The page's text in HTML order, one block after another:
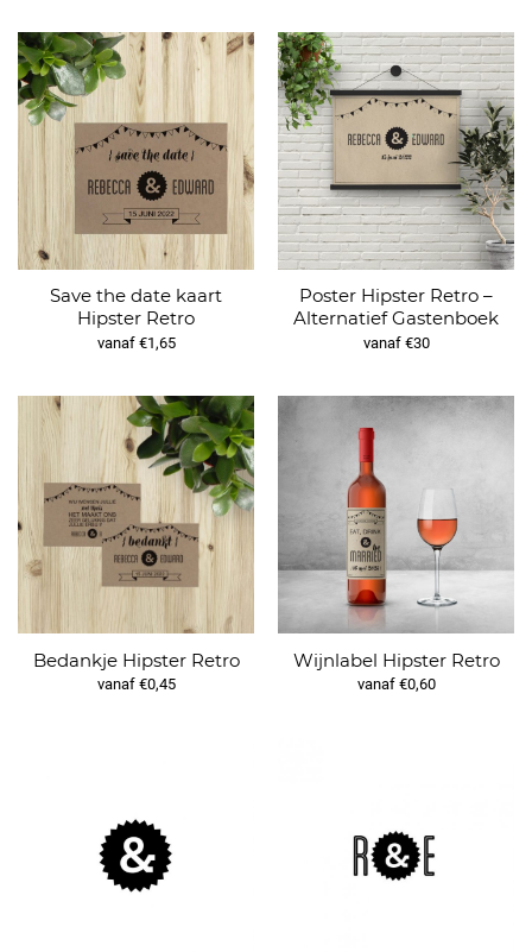
Save the date kaart
Hipster Retro
vanaf €1,65
Poster Hipster Retro –
Alternatief Gastenboek
vanaf €30
Bedankje Hipster Retro
vanaf €0,45
Wijnlabel Hipster Retro
vanaf €0,60